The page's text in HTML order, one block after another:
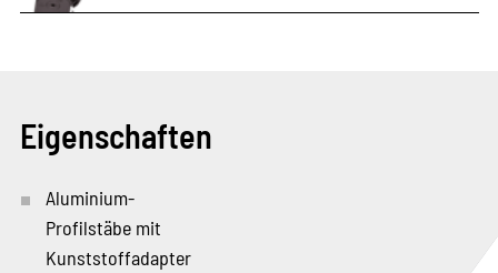
Eigenschaften
Aluminium-
Profilstäbe mit
Kunststoffadapter